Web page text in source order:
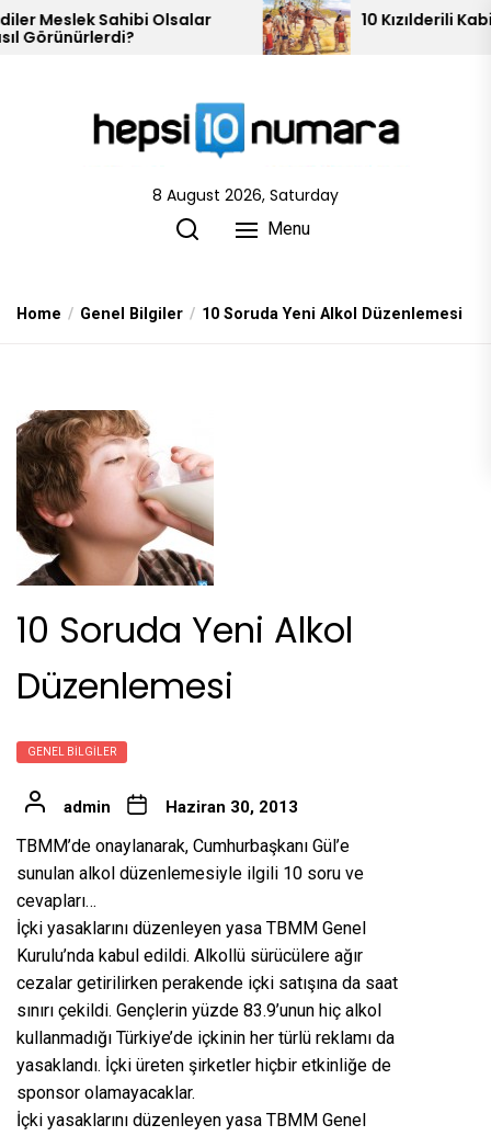
Skip
to
10 Kızılderili Kabilesi
8 August 2026, Saturday
Menu
Home Genel Bilgiler 10 Soruda Yeni Alkol Düzenlemesi
10 Soruda Yeni Alkol
Düzenlemesi
GENEL BILGILER
admin Haziran 30, 2013
TBMM’de onaylanarak, Cumhurbaşkanı Gül’e
sunulan alkol düzenlemesiyle ilgili 10 soru ve
cevapları…
İçki yasaklarını düzenleyen yasa TBMM Genel
Kurulu’nda kabul edildi. Alkollü sürücülere ağır
cezalar getirilirken perakende içki satışına da saat
sınırı çekildi. Gençlerin yüzde 83.9’unun hiç alkol
kullanmadığı Türkiye’de içkinin her türlü reklamı da
yasaklandı. İçki üreten şirketler hiçbir etkinliğe de
sponsor olamayacaklar.
İçki yasaklarını düzenleyen yasa TBMM Genel